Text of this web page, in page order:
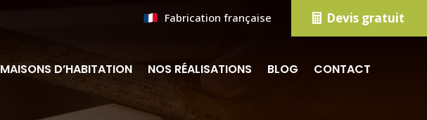
Fabrication française Devis gratuit
MAISONS D’HABITATION NOS RÉALISATIONS BLOG CONTACT